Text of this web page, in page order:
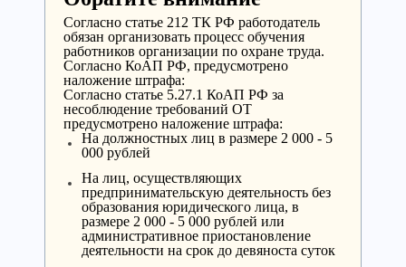
Согласно статье 212 ТК РФ работодатель
обязан организовать процесс обучения
работников организации по охране труда.
Cогласно КоАП РФ, предусмотрено
наложение штрафа:
Согласно статье 5.27.1 КоАП РФ за
несоблюдение требований ОТ
предусмотрено наложение штрафа:
На должностных лиц в размере 2 000 - 5
000 рублей
На лиц, осуществляющих
предпринимательскую деятельность без
образования юридического лица, в
размере 2 000 - 5 000 рублей или
административное приостановление
деятельности на срок до девяноста суток